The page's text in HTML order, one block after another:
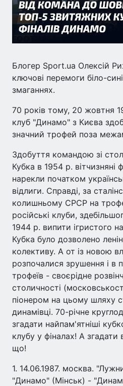
Блогер Sport.ua Олексій
ключові перемоги біло-
змаганнях.
70 років тому, 20 жовтня
клуб "Динамо" з Києва
значний трофей поза
Здобуття командою зі
Кубка в 1954 р. вітчизняні
нарекли початком
відлиги. Справді, за
колишньому СРСР на
російські клуби,
1944 р. випити ігристого
Кубка було дозволено
колективу. А от із новою
розпочалися зрушення і в
трофеїв - своєрідне
столичності
піонером на цьому шляху
динамівці. 70-річне
згадати найпам'ятніші
клубу у фіналах! А згадати
що!
1. 14.06.1987. москва.
"Динамо" (Мінськ) -